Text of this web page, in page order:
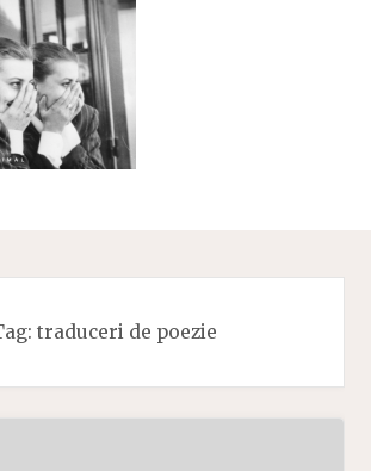
traduceri de poezie